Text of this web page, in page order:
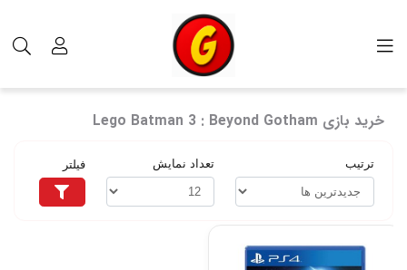
خرید بازی Lego Batman 3 : Beyond Gotham
ترتیب تعداد نمایش فیلتر